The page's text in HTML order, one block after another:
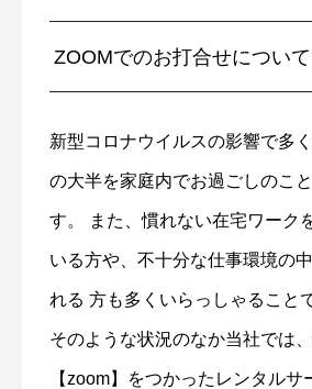
ZOOMでのお打合せについて
新型コロナウイルスの影響で多
の大半を家庭内でお過ごしのこ
す。 また、慣れない在宅ワーク
いる方や、不十分な仕事環境の
れる 方も多くいらっしゃること
そのような状況のなか当社では
【zoom】をつかったレンタルサ